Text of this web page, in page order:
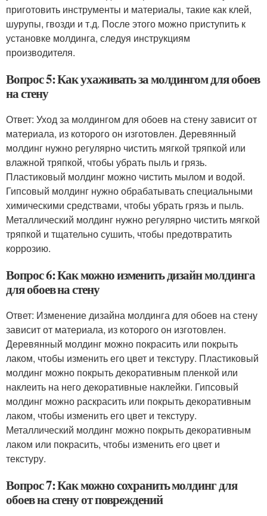
приготовить инструменты и материалы, такие как клей,
шурупы, гвозди и т.д. После этого можно приступить к
установке молдинга, следуя инструкциям
производителя.
Вопрос 5: Как ухаживать за молдингом для обоев
на стену
Ответ: Уход за молдингом для обоев на стену зависит от
материала, из которого он изготовлен. Деревянный
молдинг нужно регулярно чистить мягкой тряпкой или
влажной тряпкой, чтобы убрать пыль и грязь.
Пластиковый молдинг можно чистить мылом и водой.
Гипсовый молдинг нужно обрабатывать специальными
химическими средствами, чтобы убрать грязь и пыль.
Металлический молдинг нужно регулярно чистить мягкой
тряпкой и тщательно сушить, чтобы предотвратить
коррозию.
Вопрос 6: Как можно изменить дизайн молдинга
для обоев на стену
Ответ: Изменение дизайна молдинга для обоев на стену
зависит от материала, из которого он изготовлен.
Деревянный молдинг можно покрасить или покрыть
лаком, чтобы изменить его цвет и текстуру. Пластиковый
молдинг можно покрыть декоративным пленкой или
наклеить на него декоративные наклейки. Гипсовый
молдинг можно раскрасить или покрыть декоративным
лаком, чтобы изменить его цвет и текстуру.
Металлический молдинг можно покрыть декоративным
лаком или покрасить, чтобы изменить его цвет и
текстуру.
Вопрос 7: Как можно сохранить молдинг для
обоев на стену от повреждений